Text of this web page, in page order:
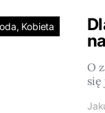
Kobieta
O
się